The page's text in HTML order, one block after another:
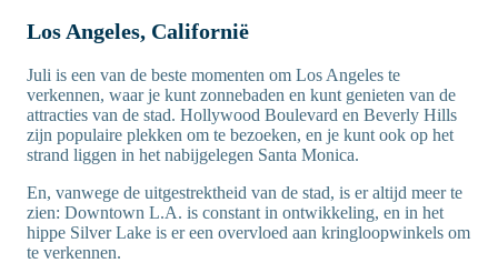
Los Angeles, Californië
Juli is een van de beste momenten om Los Angeles te
verkennen, waar je kunt zonnebaden en kunt genieten van de
attracties van de stad. Hollywood Boulevard en Beverly Hills
zijn populaire plekken om te bezoeken, en je kunt ook op het
strand liggen in het nabijgelegen Santa Monica.
En, vanwege de uitgestrektheid van de stad, is er altijd meer te
zien: Downtown L.A. is constant in ontwikkeling, en in het
hippe Silver Lake is er een overvloed aan kringloopwinkels om
te verkennen.